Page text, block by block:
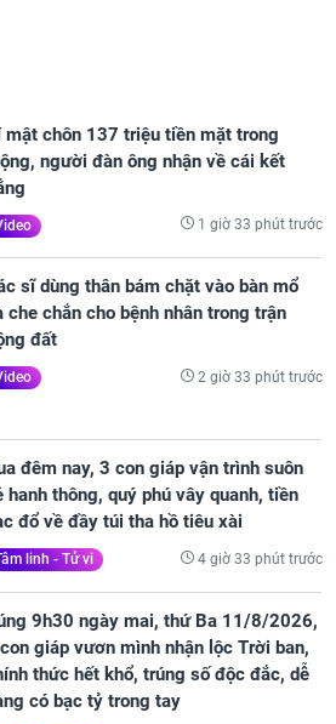
mật chôn 137 triệu tiền mặt trong
người đàn ông nhận về cái kết
1 giờ 33 phút trước
sĩ dùng thân bám chặt vào bàn mổ
che chắn cho bệnh nhân trong trận
đất
2 giờ 33 phút trước
đêm nay, 3 con giáp vận trình suôn
hanh thông, quý phú vây quanh, tiền
đổ về đầy túi tha hồ tiêu xài
linh - Tử vi 4 giờ 33 phút trước
9h30 ngày mai, thứ Ba 11/8/2026,
giáp vươn mình nhận lộc Trời ban,
thức hết khổ, trúng số độc đắc, dễ
có bạc tỷ trong tay